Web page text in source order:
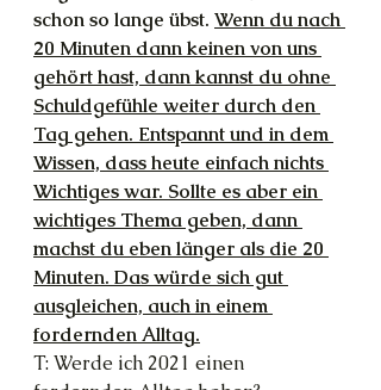
schon so lange übst. Wenn du nach
20 Minuten dann keinen von uns
gehört hast, dann kannst du ohne
Schuldgefühle weiter durch den
Tag gehen. Entspannt und in dem
Wissen, dass heute einfach nichts
Wichtiges war. Sollte es aber ein
wichtiges Thema geben, dann
machst du eben länger als die 20
Minuten. Das würde sich gut
ausgleichen, auch in einem
fordernden Alltag.
T: Werde ich 2021 einen